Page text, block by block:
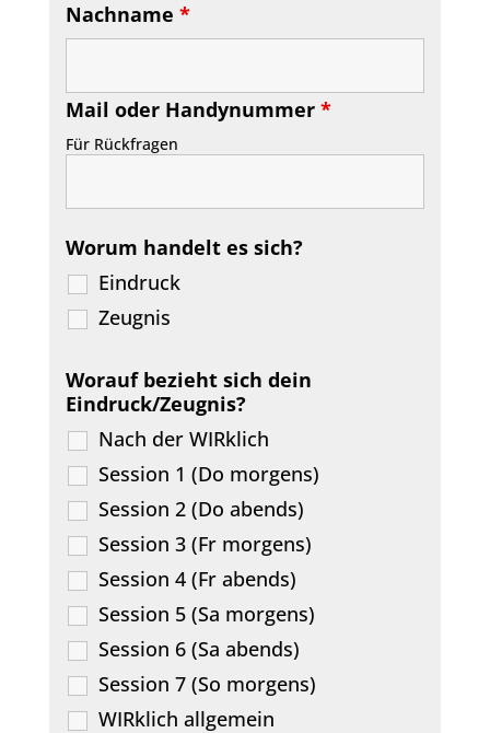
Nachname *
Mail oder Handynummer *
Für Rückfragen
Worum handelt es sich?
Eindruck
Zeugnis
Worauf bezieht sich dein
Eindruck/Zeugnis?
Nach der WIRklich
Session 1 (Do morgens)
Session 2 (Do abends)
Session 3 (Fr morgens)
Session 4 (Fr abends)
Session 5 (Sa morgens)
Session 6 (Sa abends)
Session 7 (So morgens)
WIRklich allgemein